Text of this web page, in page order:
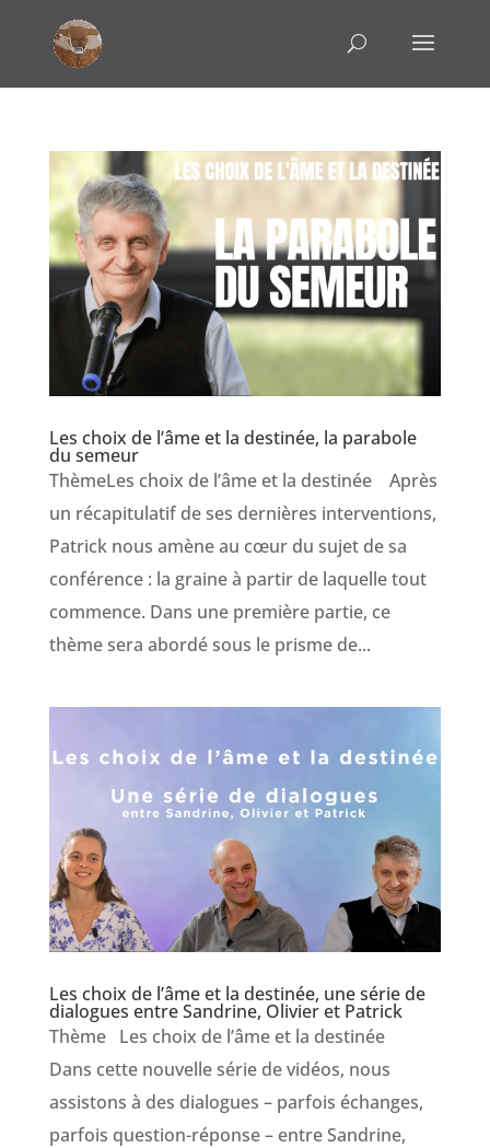
Les choix de l’âme et la destinée, la parabole
du semeur
ThèmeLes choix de l’âme et la destinée Après
un récapitulatif de ses dernières interventions,
Patrick nous amène au cœur du sujet de sa
conférence : la graine à partir de laquelle tout
commence. Dans une première partie, ce
thème sera abordé sous le prisme de...
Les choix de l’âme et la destinée, une série de
dialogues entre Sandrine, Olivier et Patrick
Thème Les choix de l’âme et la destinée
Dans cette nouvelle série de vidéos, nous
assistons à des dialogues – parfois échanges,
parfois question-réponse – entre Sandrine,